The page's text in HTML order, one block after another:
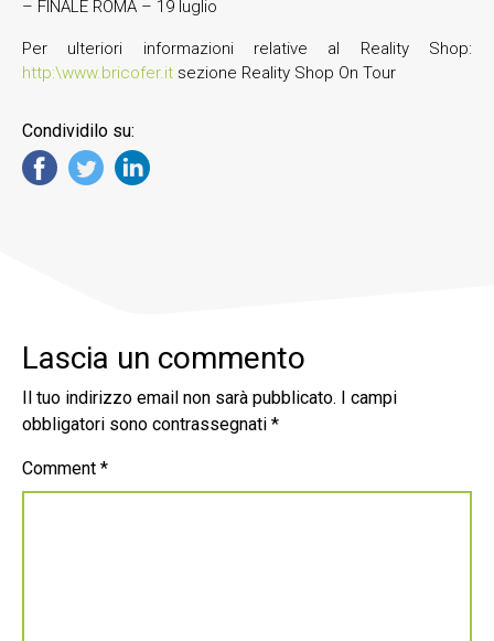
– FINALE ROMA – 19 luglio
Per ulteriori informazioni relative al Reality Shop:
http:\www.bricofer.it sezione Reality Shop On Tour
Condividilo su:
Lascia un commento
Il tuo indirizzo email non sarà pubblicato.
I campi
obbligatori sono contrassegnati *
Comment *